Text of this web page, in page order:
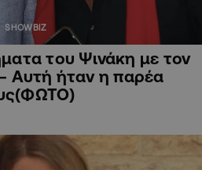
SHOWBIZ
του Ψινάκη με τον
Αυτή ήταν η παρέα